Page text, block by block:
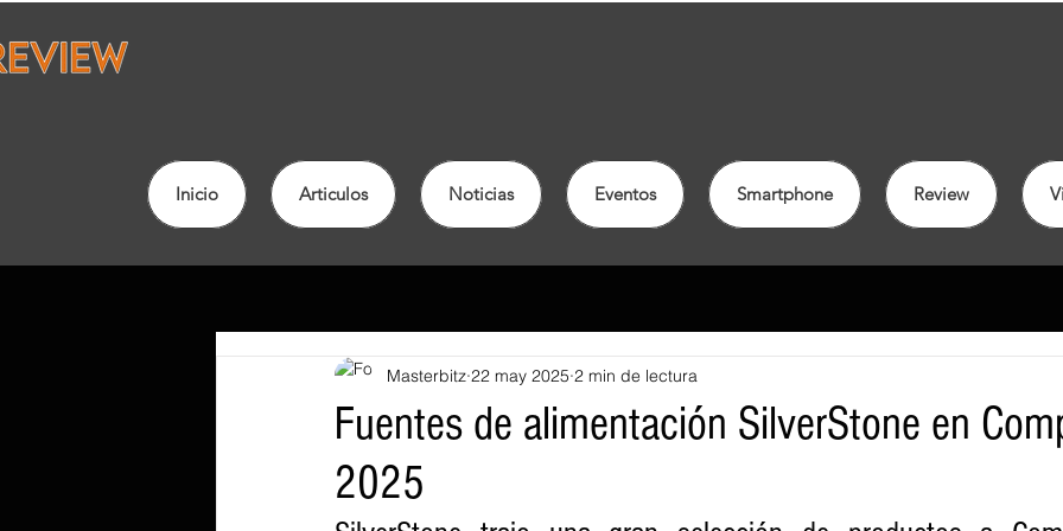
Inicio Articulos Noticias Eventos Smartphone Review
Fuentes de alimentación SilverStone en
2025
Masterbitz 22 may 2025 2 min de lectura